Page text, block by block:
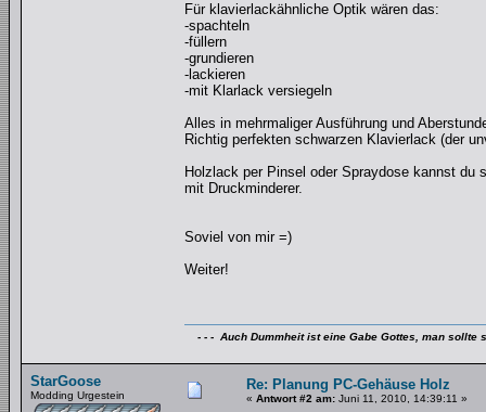
Für klavierlackähnliche Optik wären das:
-spachteln
-füllern
-grundieren
-lackieren
-mit Klarlack versiegeln
Alles in mehrmaliger Ausführung und
Richtig perfekten schwarzen Klavierlack (der
Holzlack per Pinsel oder Spraydose kannst du
mit Druckminderer.
Soviel von mir =)
Weiter!
- - - Auch Dummheit ist eine Gabe Gottes, man sollte
StarGoose
Modding Urgestein
Re: Planung PC-Gehäuse Holz
« Antwort #2 am: Juni 11, 2010, 14:39:11 »